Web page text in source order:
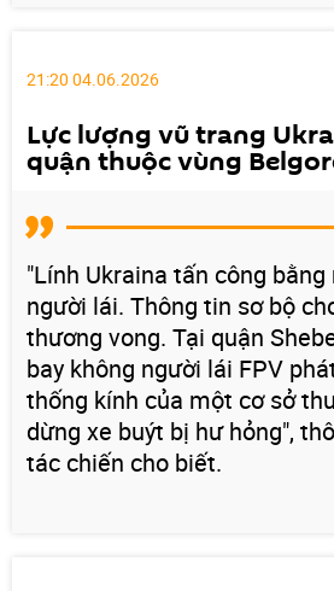
21:20 04.06.2026
Lực lượng vũ trang
quận thuộc vùng
"Lính Ukraina tấn công bằng
người lái. Thông tin sơ bộ
thương vong. Tại quận
bay không người lái FPV
thống kính của một cơ sở
dừng xe buýt bị hư hỏng",
tác chiến cho biết.